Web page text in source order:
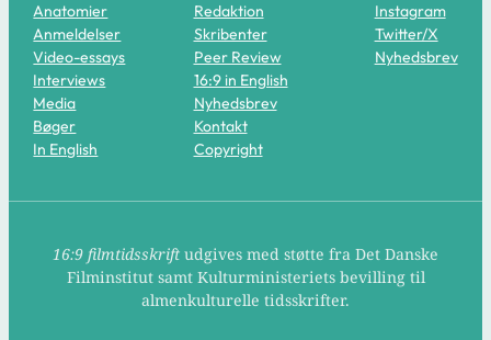
Anatomier
Anmeldelser
Video-essays
Interviews
Media
Bøger
In English
Redaktion
Skribenter
Peer Review
16:9 in English
Nyhedsbrev
Kontakt
Copyright
Instagram
Twitter/X
Nyhedsbrev
16:9 filmtidsskrift udgives med støtte fra Det Danske
Filminstitut samt Kulturministeriets bevilling til
almenkulturelle tidsskrifter.